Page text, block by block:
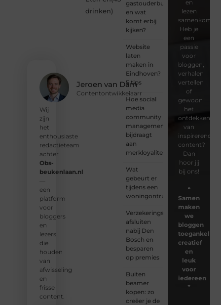
Jeroen van Dam
Contentontwikkelaarr
Wij
zijn
het
enthousiaste
redactieteam
achter
Obs-
beukenlaan.nl
—
een
platform
voor
bloggers
en
lezers
die
houden
van
afwisseling
en
frisse
content.
drinken)
gastouderbureau
en wat
komt erbij
kijken?
Website
laten
maken in
Eindhoven?
5 tips
Hoe social
media
community
management
bijdraagt
aan
merkloyaliteit
Wat
gebeurt er
tijdens een
woningontruiming?
Verzekeringspakket
afsluiten
nabij Den
Bosch en
besparen
op premies
Buiten
beamer
kopen: zo
creëer je de
en
lezen
samenkomen.
Heb je
een
passie
voor
bloggen,
verhalen
vertellen
of
gewoon
het
ontdekken
van
inspirerende
content?
Dan
hoor jij
bij ons!
❝
Samen
maken
we
bloggen
toegankelijk,
creatief
en
leuk
voor
iedereen
❞